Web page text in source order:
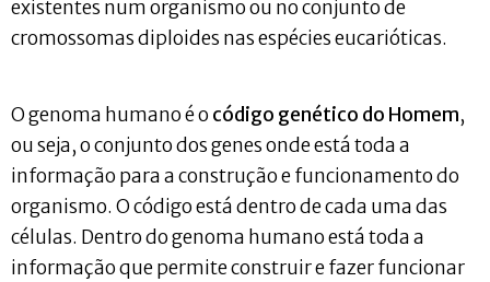
existentes num organismo ou no conjunto de
cromossomas diploides nas espécies eucarióticas.
O genoma humano é o código genético do Homem,
ou seja, o conjunto dos genes onde está toda a
informação para a construção e funcionamento do
organismo. O código está dentro de cada uma das
células. Dentro do genoma humano está toda a
informação que permite construir e fazer funcionar